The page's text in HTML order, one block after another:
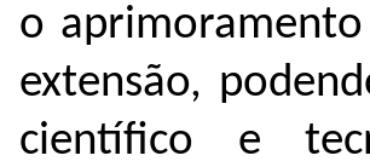
o
extensão,
científico e